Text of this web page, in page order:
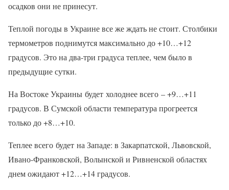
осадков они не принесут.
Теплой погоды в Украине все же ждать не стоит. Столбики
термометров поднимутся максимально до +10…+12
градусов. Это на два-три градуса теплее, чем было в
предыдущие сутки.
На Востоке Украины будет холоднее всего – +9…+11
градусов. В Сумской области температура прогреется
только до +8…+10.
Теплее всего будет на Западе: в Закарпатской, Львовской,
Ивано-Франковской, Волынской и Ривненской областях
днем ожидают +12…+14 градусов.